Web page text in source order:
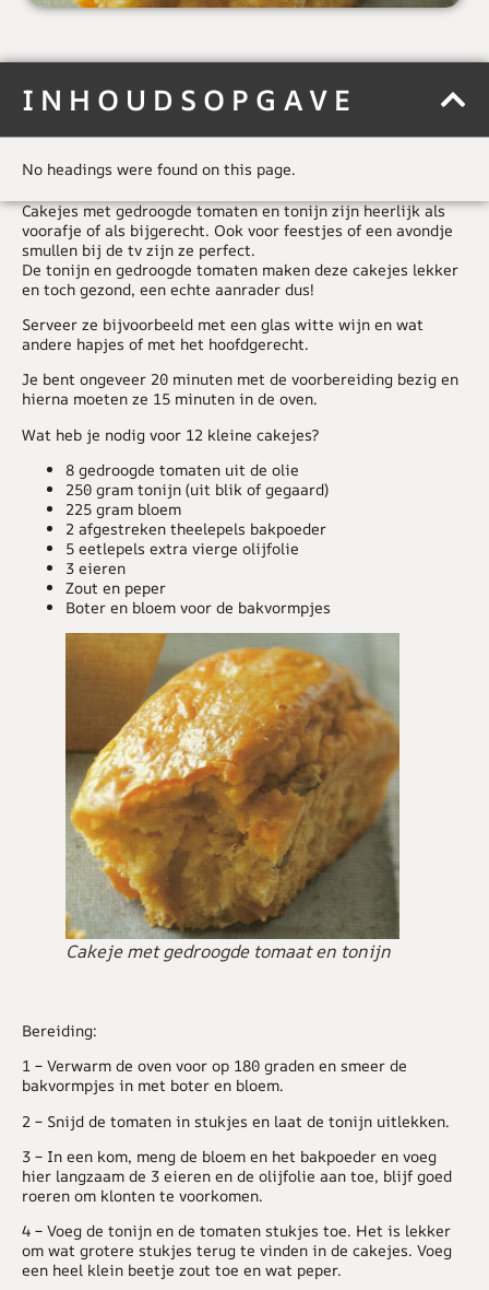
INHOUDSOPGAVE
No headings were found on this page.
Cakejes met gedroogde tomaten en tonijn zijn heerlijk als
voorafje of als bijgerecht. Ook voor feestjes of een avondje
smullen bij de tv zijn ze perfect.
De tonijn en gedroogde tomaten maken deze cakejes lekker
en toch gezond, een echte aanrader dus!
Serveer ze bijvoorbeeld met een glas witte wijn en wat
andere hapjes of met het hoofdgerecht.
Je bent ongeveer 20 minuten met de voorbereiding bezig en
hierna moeten ze 15 minuten in de oven.
Wat heb je nodig voor 12 kleine cakejes?
8 gedroogde tomaten uit de olie
250 gram tonijn (uit blik of gegaard)
225 gram bloem
2 afgestreken theelepels bakpoeder
5 eetlepels extra vierge olijfolie
3 eieren
Zout en peper
Boter en bloem voor de bakvormpjes
Cakeje met gedroogde tomaat en tonijn
Bereiding:
1 – Verwarm de oven voor op 180 graden en smeer de
bakvormpjes in met boter en bloem.
2 – Snijd de tomaten in stukjes en laat de tonijn uitlekken.
3 – In een kom, meng de bloem en het bakpoeder en voeg
hier langzaam de 3 eieren en de olijfolie aan toe, blijf goed
roeren om klonten te voorkomen.
4 – Voeg de tonijn en de tomaten stukjes toe. Het is lekker
om wat grotere stukjes terug te vinden in de cakejes. Voeg
een heel klein beetje zout toe en wat peper.